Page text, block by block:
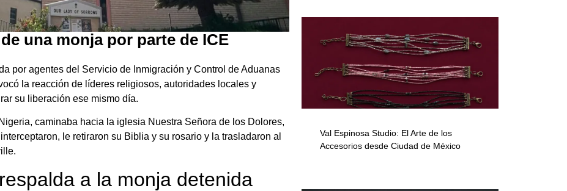
una monja por parte de ICE
por agentes del Servicio de Inmigración y Control de Aduanas
la reacción de líderes religiosos, autoridades locales y
su liberación ese mismo día.
caminaba hacia la iglesia Nuestra Señora de los Dolores,
le retiraron su Biblia y su rosario y la trasladaron al
a la monja detenida
Val Espinosa Studio: El Arte de los
Accesorios desde Ciudad de México